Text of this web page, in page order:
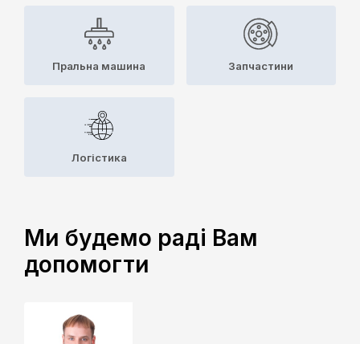
Пральна машина Запчастини
Логістика
Ми будемо раді Вам
допомогти